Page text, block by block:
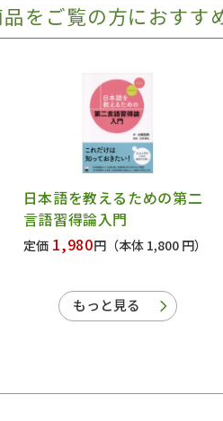
品をご覧の方におすす
日本語を教えるための第二
言語習得論入門
定価 1,980円 （本体 1,800 円）
もっと見る